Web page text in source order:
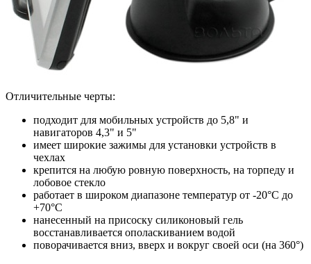
Отличительные черты:
подходит для мобильных устройств до 5,8" и
навигаторов 4,3" и 5"
имеет широкие зажимы для установки устройств в
чехлах
крепится на любую ровную поверхность, на торпеду и
лобовое стекло
работает в широком диапазоне температур от -20°C до
+70°C
нанесенный на присоску силиконовый гель
восстанавливается ополаскиванием водой
поворачивается вниз, вверх и вокруг своей оси (на 360°)